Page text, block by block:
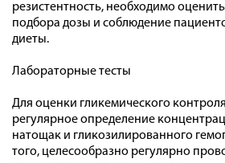
резистентность, необходимо
подбора дозы и соблюдение
диеты.
Лабораторные тесты
Для оценки гликемического
регулярное определение
натощак и гликозилированного
того, целесообразно регулярно